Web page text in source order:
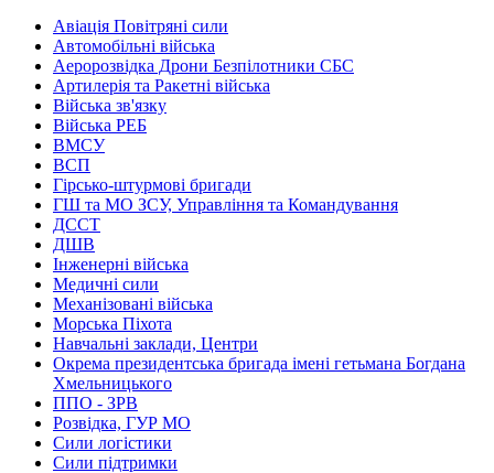
Авіація Повітряні сили
Автомобільні війська
Аеророзвідка Дрони Безпілотники СБС
Артилерія та Ракетні війська
Війська зв'язку
Війська РЕБ
ВМСУ
ВСП
Гірсько-штурмові бригади
ГШ та МО ЗСУ, Управління та Командування
ДССТ
ДШВ
Інженерні війська
Медичні сили
Механізовані війська
Морська Піхота
Навчальні заклади, Центри
Окрема президентська бригада імені гетьмана Богдана
Хмельницького
ППО - ЗРВ
Розвідка, ГУР МО
Сили логістики
Сили підтримки